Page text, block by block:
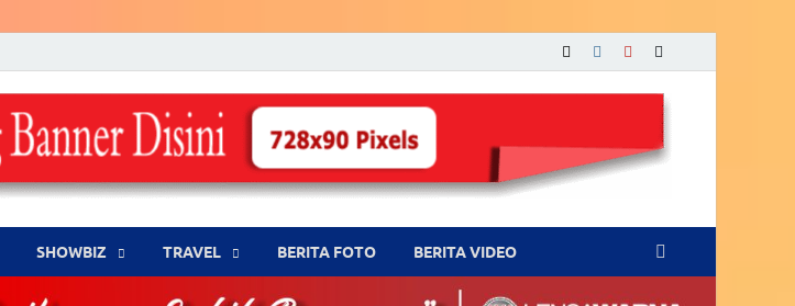
.com
Lebih Berwarna
‎SHOWBIZ ‎TRAVEL BERITA FOTO BERITA VIDEO